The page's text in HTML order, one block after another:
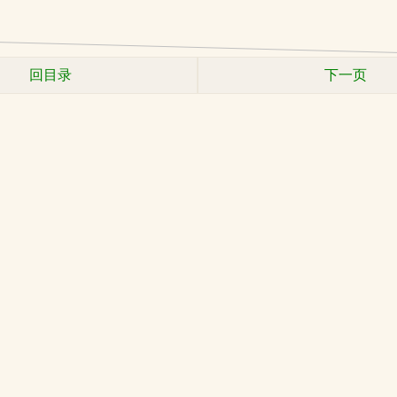
回目录 下一页